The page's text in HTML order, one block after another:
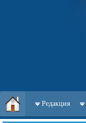
Редакция